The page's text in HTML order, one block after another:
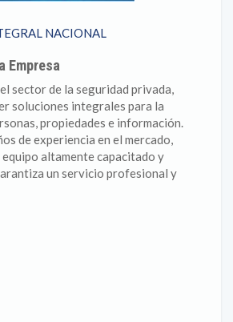
NACIONAL
Empresa
sector de la seguridad privada,
soluciones integrales para la
propiedades e información.
de experiencia en el mercado,
altamente capacitado y
un servicio profesional y